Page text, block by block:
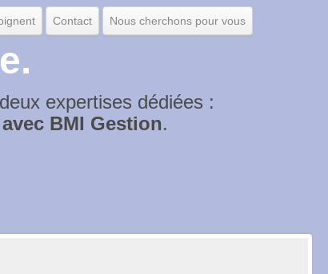
Contact Nous cherchons pour vous
expertises dédiées :
BMI Gestion.